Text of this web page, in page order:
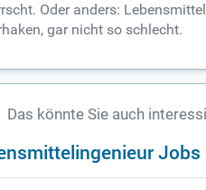
Oder anders:
gar nicht so schlecht.
Das könnte Sie auch